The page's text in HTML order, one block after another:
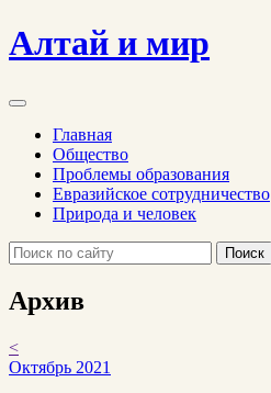
Алтай и мир
Главная
Общество
Проблемы образования
Евразийское сотрудничество
Природа и человек
Поиск
Архив
<
Октябрь 2021